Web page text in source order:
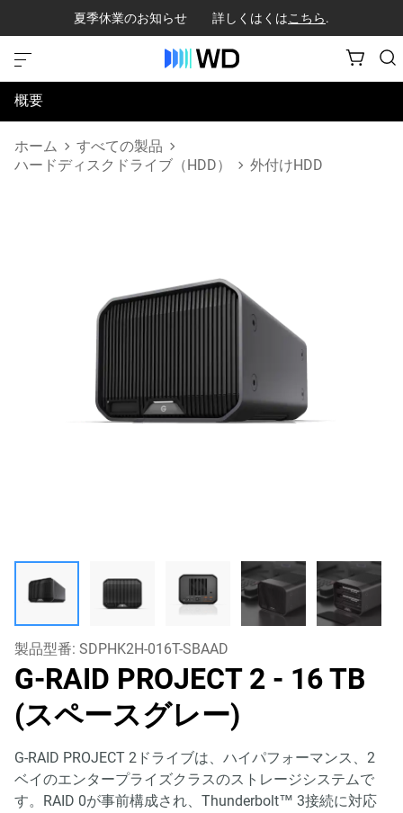
夏季休業のお知らせ 詳しくはくはこちら.
概要
仕様
ホーム
すべての製品
ハードディスクドライブ（HDD）
外付けHDD
製品型番: SDPHK2H-016T-SBAAD
G-RAID PROJECT 2 - 16 TB
(スペースグレー)
G-RAID PROJECT 2ドライブは、ハイパフォーマンス、2
ベイのエンタープライズクラスのストレージシステムで
す。RAID 0が事前構成され、Thunderbolt™ 3接続に対応